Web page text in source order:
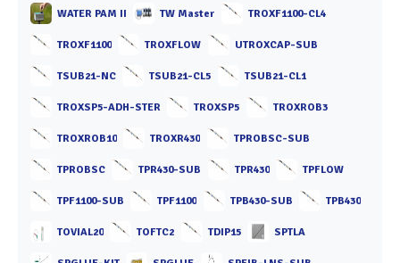
WATER PAM II TW Master TROXF1100-CL4
TROXF1100 TROXFLOW UTROXCAP-SUB
TSUB21-NC TSUB21-CL5 TSUB21-CL1
TROXSP5-ADH-STER TROXSP5 TROXROB3
TROXROB10 TROXR430 TPROBSC-SUB
TPROBSC TPR430-SUB TPR430 TPFLOW
TPF1100-SUB TPF1100 TPB430-SUB TPB430
TOVIAL20 TOFTC2 TDIP15 SPTLA